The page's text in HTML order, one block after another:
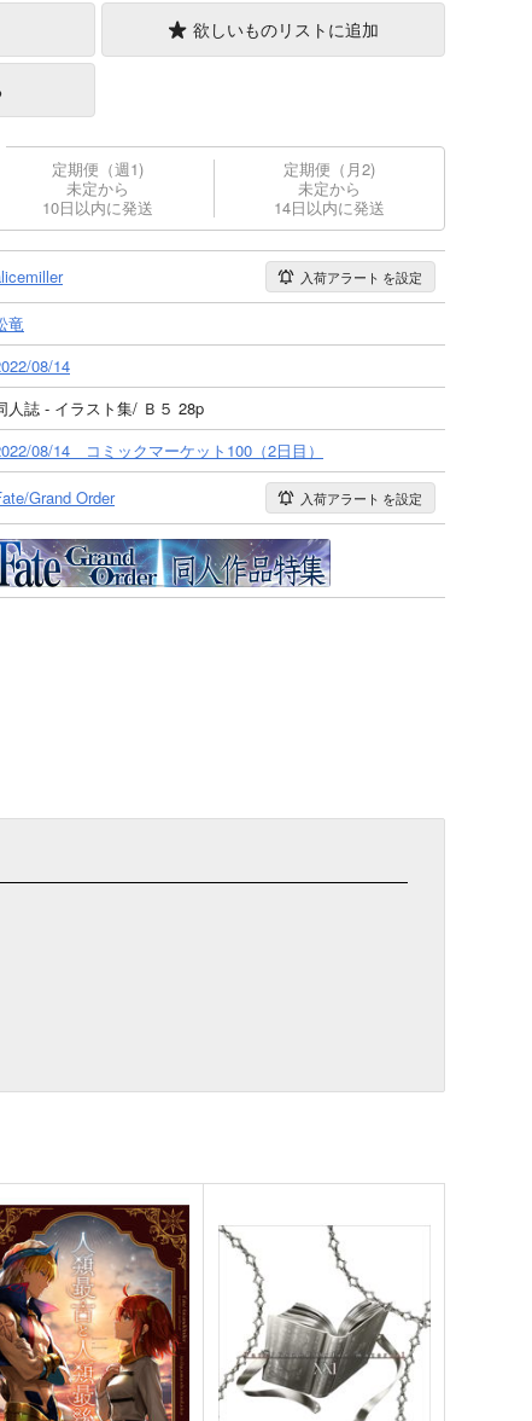
欲しいものリストに追加
定期便（週1)
未定から
10日以内に発送
定期便（月2)
未定から
14日以内に発送
入荷アラート を設定
竜
08/14
人誌 - イラスト集/ Ｂ５ 28p
08/14 コミックマーケット100（2日目）
Grand Order 入荷アラート を設定